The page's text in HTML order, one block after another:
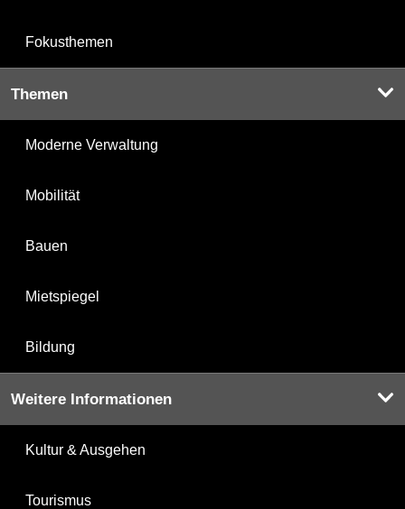
Fokusthemen
Themen
Moderne Verwaltung
Mobilität
Bauen
Mietspiegel
Bildung
Weitere Informationen
Kultur & Ausgehen
Tourismus